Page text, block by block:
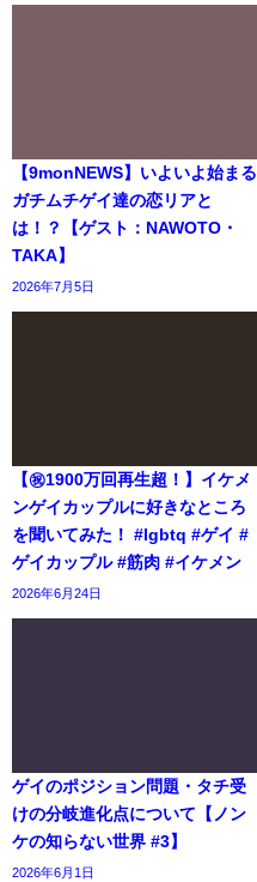
【9monNEWS】いよいよ始まる
ガチムチゲイ達の恋リアと
は！？【ゲスト：NAWOTO・
TAKA】
2026年7月5日
【㊗️1900万回再生超！】イケメ
ンゲイカップルに好きなところ
を聞いてみた！ #lgbtq #ゲイ #
ゲイカップル #筋肉 #イケメン
2026年6月24日
ゲイのポジション問題・タチ受
けの分岐進化点について【ノン
ケの知らない世界 #3】
2026年6月1日